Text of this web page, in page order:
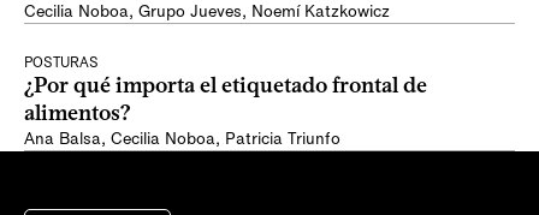
Cecilia Noboa, Grupo Jueves, Noemí Katzkowicz
POSTURAS
¿Por qué importa el etiquetado frontal de
alimentos?
Ana Balsa, Cecilia Noboa, Patricia Triunfo